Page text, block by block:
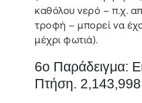
καθόλου νερό – π.χ.
τροφή – μπορεί να
μέχρι φωτιά).
6ο Παράδειγμα:
Πτήση.